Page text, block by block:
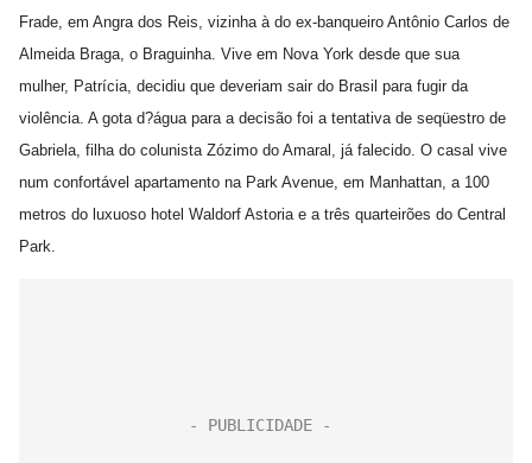
Frade, em Angra dos Reis, vizinha à do ex-banqueiro Antônio Carlos de
Almeida Braga, o Braguinha. Vive em Nova York desde que sua
mulher, Patrícia, decidiu que deveriam sair do Brasil para fugir da
violência. A gota d?água para a decisão foi a tentativa de seqüestro de
Gabriela, filha do colunista Zózimo do Amaral, já falecido. O casal vive
num confortável apartamento na Park Avenue, em Manhattan, a 100
metros do luxuoso hotel Waldorf Astoria e a três quarteirões do Central
Park.